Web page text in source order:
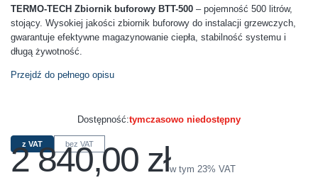
TERMO-TECH Zbiornik buforowy BTT-500 – pojemność 500 litrów,
stojący. Wysokiej jakości zbiornik buforowy do instalacji grzewczych,
gwarantuje efektywne magazynowanie ciepła, stabilność systemu i
długą żywotność.
Przejdź do pełnego opisu
Dostępność:tymczasowo niedostępny
z VAT bez VAT
Cena
2 840,00 złw tym 23% VAT
w tym 23% VAT